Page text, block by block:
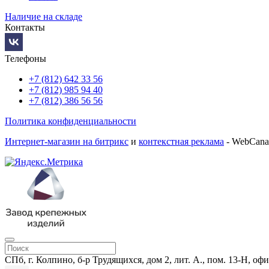
Наличие на складе
Контакты
Телефоны
+7 (812) 642 33 56
+7 (812) 985 94 40
+7 (812) 386 56 56
Политика конфиденциальности
Интернет-магазин на битрикс и контекстная реклама -
СПб, г. Колпино, б-р Трудящихся, дом 2, лит. А., пом. 13-Н,